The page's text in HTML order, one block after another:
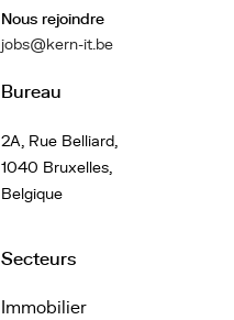
Nous rejoindre
jobs@kern-it.be
Bureau
2A, Rue Belliard,
1040 Bruxelles,
Belgique
Secteurs
Immobilier